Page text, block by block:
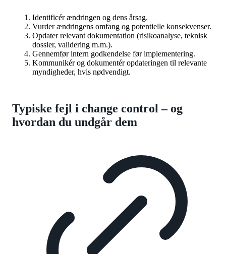
Identificér ændringen og dens årsag.
Vurder ændringens omfang og potentielle konsekvenser.
Opdater relevant dokumentation (risikoanalyse, teknisk
dossier, validering m.m.).
Gennemfør intern godkendelse før implementering.
Kommunikér og dokumentér opdateringen til relevante
myndigheder, hvis nødvendigt.
Typiske fejl i change control – og
hvordan du undgår dem